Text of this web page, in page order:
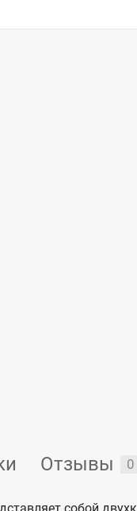
Отзывы 0